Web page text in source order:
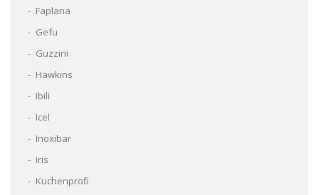
Faplana
Gefu
Guzzini
Hawkins
Ibili
Icel
Inoxibar
Iris
Kuchenprofi